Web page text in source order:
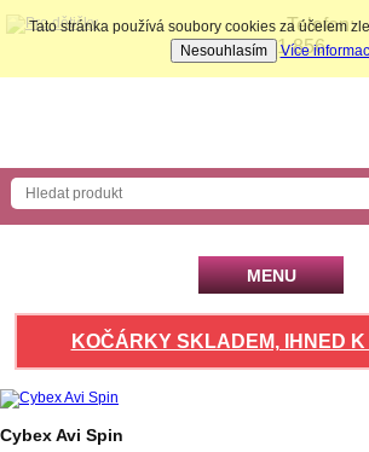
Telefon:
704 731 856
MENU
KOČÁRKY SKLADEM, IHNED K
Cybex Avi Spin
Tato stránka používá soubory cookies za účelem
Nesouhlasím
Více